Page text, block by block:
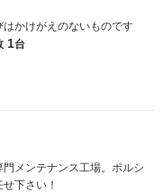
かけがえのないものです
1台
メンテナンス工場。ポルシ
下さい！